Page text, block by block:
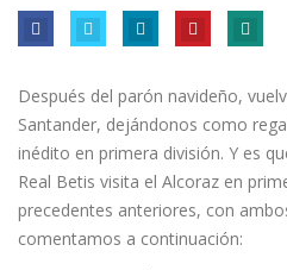
Después del parón navideño,
Santander, dejándonos como
inédito en primera división. Y es
Real Betis visita el Alcoraz en
precedentes anteriores, con
comentamos a continuación: